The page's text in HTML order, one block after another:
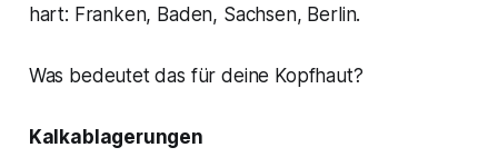
hart: Franken, Baden, Sachsen, Berlin.
Was bedeutet das für deine Kopfhaut?
Kalkablagerungen